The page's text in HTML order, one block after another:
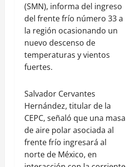
(SMN), informa del ingreso
del frente frío número 33 a
la región ocasionando un
nuevo descenso de
temperaturas y vientos
fuertes.
Salvador Cervantes
Hernández, titular de la
CEPC, señaló que una masa
de aire polar asociada al
frente frío ingresará al
norte de México, en